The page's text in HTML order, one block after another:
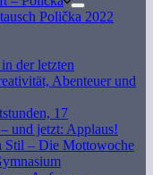
Polička 2022
der letzten
Abenteuer und
17
und jetzt: Applaus!
Stil – Die Mottowoche